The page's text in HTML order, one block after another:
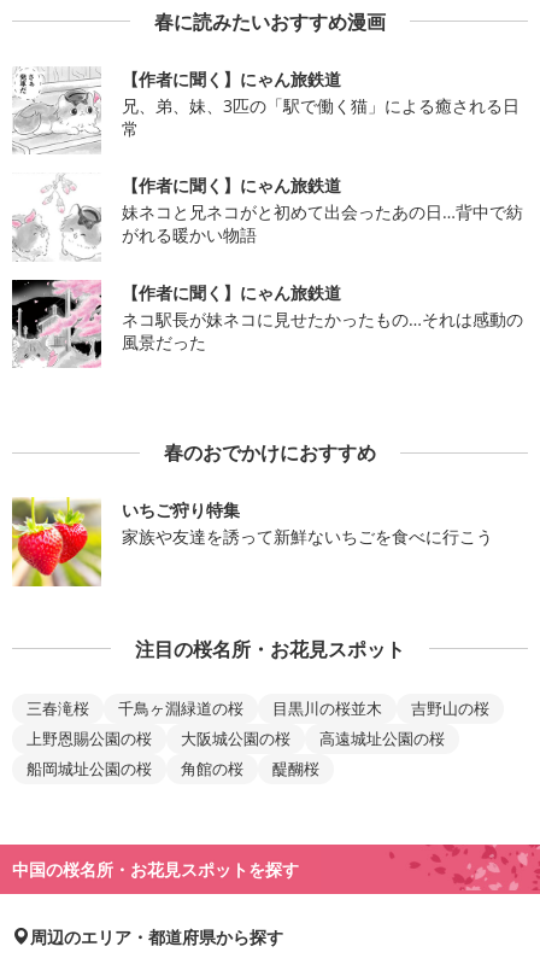
春に読みたいおすすめ漫画
【作者に聞く】にゃん旅鉄道
兄、弟、妹、3匹の「駅で働く猫」による癒される日
常
【作者に聞く】にゃん旅鉄道
妹ネコと兄ネコがと初めて出会ったあの日…背中で紡
がれる暖かい物語
【作者に聞く】にゃん旅鉄道
ネコ駅長が妹ネコに見せたかったもの…それは感動の
風景だった
春のおでかけにおすすめ
いちご狩り特集
家族や友達を誘って新鮮ないちごを食べに行こう
注目の桜名所・お花見スポット
三春滝桜 千鳥ヶ淵緑道の桜 目黒川の桜並木
吉野山の桜
上野恩賜公園の桜
大阪城公園の桜
高遠城址公園の桜
船岡城址公園の桜
角館の桜 醍醐桜
中国の桜名所・お花見スポットを探す
周辺のエリア・都道府県から探す